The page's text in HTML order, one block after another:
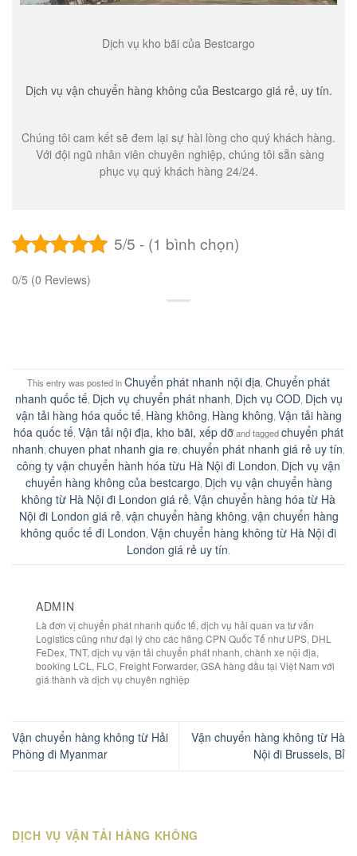
Dịch vụ kho bãi của Bestcargo
Dịch vụ vận chuyển hàng không của Bestcargo giá rẻ, uy tín.
Chúng tôi cam kết sẽ đem lại sự hài lòng cho quý khách hàng.
Với đội ngũ nhân viên chuyên nghiệp, chúng tôi sẵn sàng
phục vụ quý khách hàng 24/24.
5/5 - (1 bình chọn)
0/5 (0 Reviews)
This entry was posted inChuyển phát nhanh nội địa, Chuyển phát
nhanh quốc tế, Dịch vụ chuyển phát nhanh, Dịch vụ COD, Dịch vụ
vận tải hàng hóa quốc tế, Hàng không, Hàng không, Vận tải hàng
hóa quốc tế, Vận tải nội địa, kho bãi, xếp dỡand taggedchuyển phát
nhanh, chuyen phat nhanh gia re, chuyển phát nhanh giá rẻ uy tín,
công ty vận chuyển hành hóa từu Hà Nội đi London, Dịch vụ vận
chuyển hàng không của bestcargo, Dịch vụ vận chuyển hàng
không từ Hà Nội đi London giá rẻ, Vận chuyển hàng hóa từ Hà
Nội đi London giá rẻ, vận chuyển hàng không, vận chuyển hàng
không quốc tế đi London, Vận chuyển hàng không từ Hà Nội đi
London giá rẻ uy tín.
ADMIN
Là đơn vị chuyển phát nhanh quốc tế, dịch vụ hải quan va tư vấn
Logistics cũng như đại lý cho các hãng CPN Quốc Tế như UPS, DHL
FeDex, TNT, dịch vụ vận tải chuyển phát nhanh, chành xe nội địa,
booking LCL, FLC, Freight Forwarder, GSA hàng đầu tại Việt Nam với
giá thành và dịch vụ chuyên nghiệp
Vận chuyển hàng không từ Hải
Phòng đi Myanmar
Vận chuyển hàng không từ Hà
Nội đi Brussels, Bỉ
DỊCH VỤ VẬN TẢI HÀNG KHÔNG